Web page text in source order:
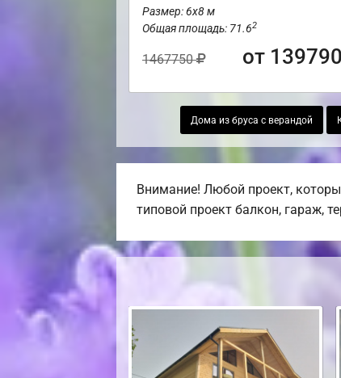
Размер: 6х8 м
Общая площадь: 71.62
1467750 от
Дома из бруса с верандой
Внимание! Любой проект,
типовой проект балкон, гараж,